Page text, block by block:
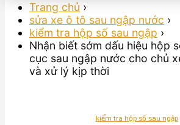
Trang chủ ›
sửa xe ô tô sau ngập nước ›
kiểm tra hộp số sau ngập ›
Nhận biết sớm dấu hiệu hộp
cục sau ngập nước cho chủ
và xử lý kịp thời
kiểm tra hộp số sau ngập